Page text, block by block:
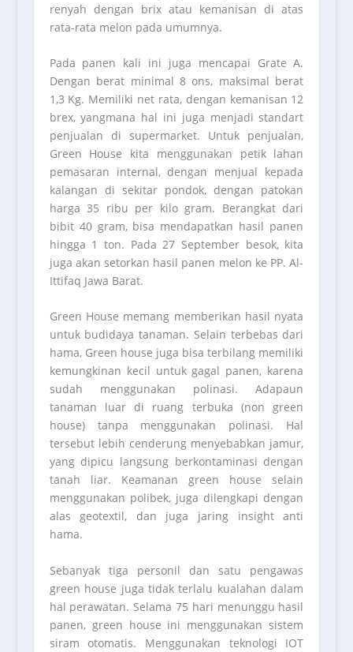
renyah dengan brix atau kemanisan di atas
rata-rata melon pada umumnya.
Pada panen kali ini juga mencapai Grate A.
Dengan berat minimal 8 ons, maksimal berat
1,3 Kg. Memiliki net rata, dengan kemanisan 12
brex, yangmana hal ini juga menjadi standart
penjualan di supermarket. Untuk penjualan,
Green House kita menggunakan petik lahan
pemasaran internal, dengan menjual kepada
kalangan di sekitar pondok, dengan patokan
harga 35 ribu per kilo gram. Berangkat dari
bibit 40 gram, bisa mendapatkan hasil panen
hingga 1 ton. Pada 27 September besok, kita
juga akan setorkan hasil panen melon ke PP. Al-
Ittifaq Jawa Barat.
Green House memang memberikan hasil nyata
untuk budidaya tanaman. Selain terbebas dari
hama, Green house juga bisa terbilang memiliki
kemungkinan kecil untuk gagal panen, karena
sudah menggunakan polinasi. Adapaun
tanaman luar di ruang terbuka (non green
house) tanpa menggunakan polinasi. Hal
tersebut lebih cenderung menyebabkan jamur,
yang dipicu langsung berkontaminasi dengan
tanah liar. Keamanan green house selain
menggunakan polibek, juga dilengkapi dengan
alas geotextil, dan juga jaring insight anti
hama.
Sebanyak tiga personil dan satu pengawas
green house juga tidak terlalu kualahan dalam
hal perawatan. Selama 75 hari menunggu hasil
panen, green house ini menggunakan sistem
siram otomatis. Menggunakan teknologi IOT